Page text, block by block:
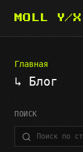
MOLL Y/X
Главная
↳ Блог
ПОИСК